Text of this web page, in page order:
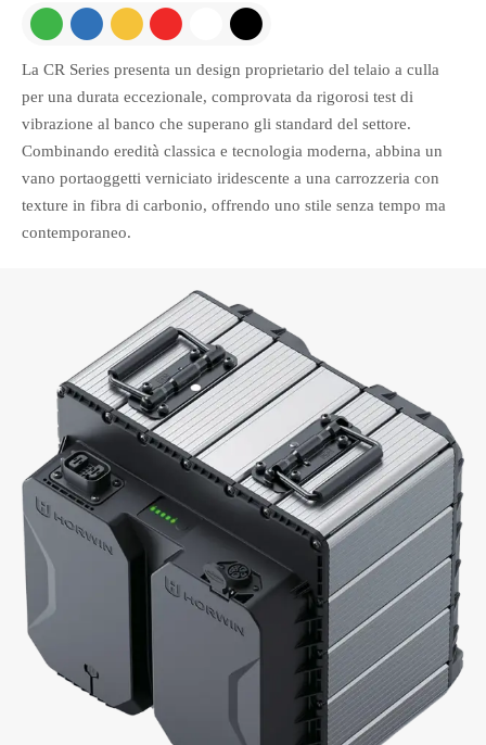
    
La CR Series presenta un design proprietario del telaio a culla
per una durata eccezionale, comprovata da rigorosi test di
vibrazione al banco che superano gli standard del settore.
Combinando eredità classica e tecnologia moderna, abbina un
vano portaoggetti verniciato iridescente a una carrozzeria con
texture in fibra di carbonio, offrendo uno stile senza tempo ma
contemporaneo.